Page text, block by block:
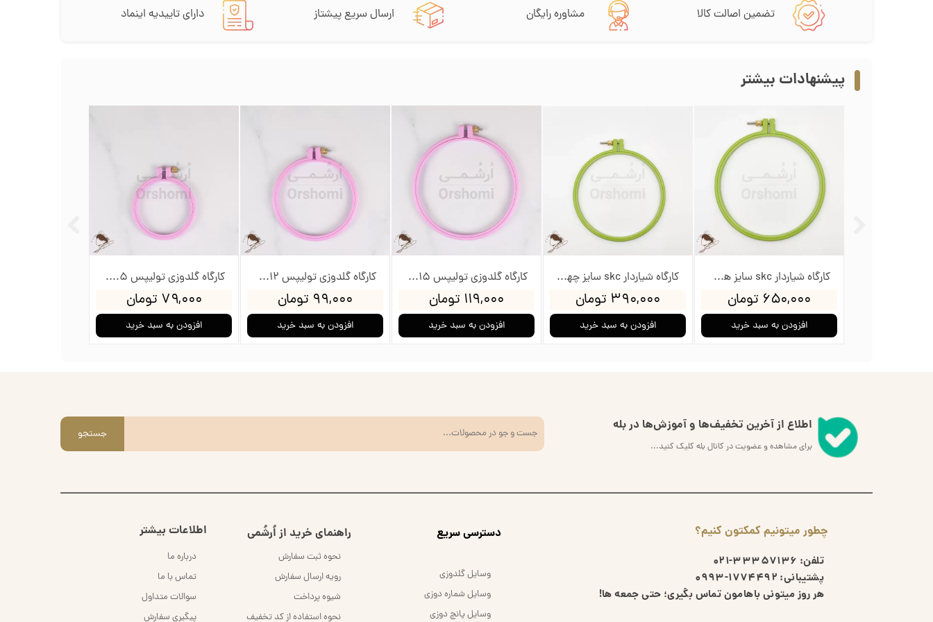
تضمین اصالت کالا مشاوره رایگان ارسال سریع پیشتاز دارای تاییدیه اینماد
کارگاه گلدوزی تولیپس 8.5سانت
۷۹,۰۰۰ تومان
افزودن به سبد خرید
کارگاه گلدوزی تولیپس 12سانت
۹۹,۰۰۰ تومان
افزودن به سبد خرید
کارگاه گلدوزی تولیپس 15سانت
۱۱۹,۰۰۰ تومان
افزودن به سبد خرید
کارگاه شیاردار skc سایز چهار - قطر داخلی 15.2cm
۳۹۰,۰۰۰ تومان
افزودن به سبد خرید
کارگاه شیاردار skc سایز هشت - قطر داخلی 25.4cm
۶۵۰,۰۰۰ تومان
افزودن به سبد خرید
پیشنهادات بیشتر
چطور میتونیم کمکتون کنیم؟
تلفن: 33357136-021
پشتیبانی: 1774492-0993
هر روز میتونی باهامون تماس بگیری؛ حتی جمعه ها!
راهنمای خرید از اُرشُمی
نحوه ثبت سفارش
رویه ارسال سفارش
شیوه پرداخت
نحوه استفاده از کد تخفیف
اطلاعات بیشتر
درباره ما
تماس با ما
سوالات متداول
پیگیری سفارش
اطلاع از آخرین تخفیف‌ها و آموزش‌ها در بله
برای مشاهده و عضویت در کانال بله کلیک کنید...
جستجو
​دسترسی سریع
وسایل گلدوزی
وسایل شماره دوزی
وسایل پانچ دوزی